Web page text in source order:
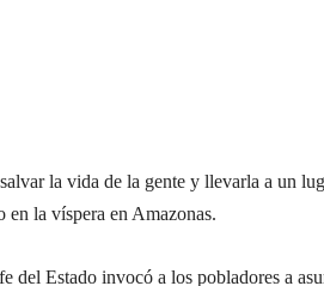
la vida de la gente y llevarla a un
en la víspera en Amazonas.
del Estado invocó a los pobladores a